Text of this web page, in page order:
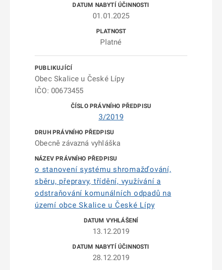
01.01.2025
Platné
Obec Skalice u České Lípy
IČO: 00673455
3/2019
Obecně závazná vyhláška
o stanovení systému shromažďování,
sběru, přepravy, třídění, využívání a
odstraňování komunálních odpadů na
území obce Skalice u České Lípy
13.12.2019
28.12.2019